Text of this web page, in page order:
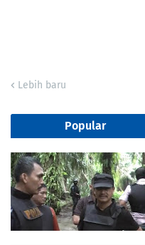
Lebih baru
Popular